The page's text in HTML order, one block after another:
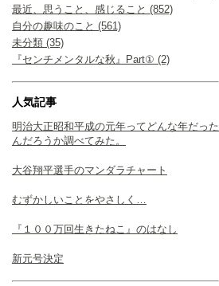
最近、思うこと、感じること (852)
自分の趣味のこと (561)
未分類 (35)
『センチメンタルな秋』Part① (2)
人気記事
明治大正昭和平成の元年ってどんな年だった
んだろうか調べてみた。
大谷翔平選手のマンダラチャート
むずかしいことをやさしく…
『１００万回生きたねこ』のはなし
新元号決定